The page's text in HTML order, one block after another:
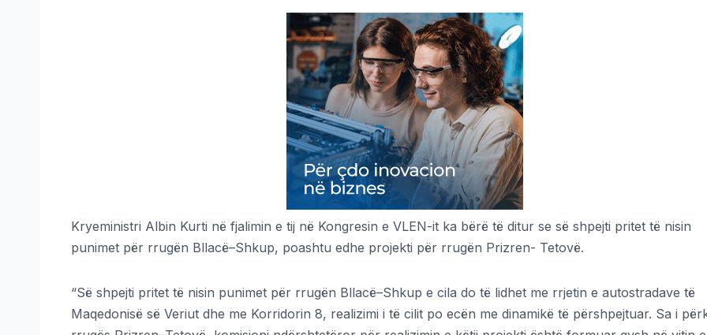
Kryeministri Albin Kurti në fjalimin e tij në Kongresin e VLEN-it ka bërë të ditur se së shpejti pritet të nisin
punimet për rrugën Bllacë–Shkup, poashtu edhe projekti për rrugën Prizren- Tetovë.
“Së shpejti pritet të nisin punimet për rrugën Bllacë–Shkup e cila do të lidhet me rrjetin e autostradave të
Maqedonisë së Veriut dhe me Korridorin 8, realizimi i të cilit po ecën me dinamikë të përshpejtuar. Sa i